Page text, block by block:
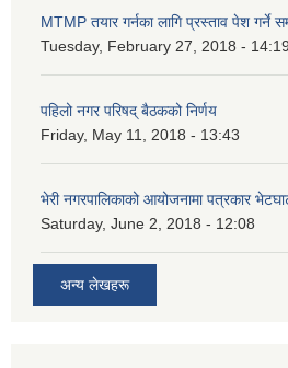
MTMP तयार गर्नका लागि प्रस्ताव पेश गर्ने
Tuesday, February 27, 2018 - 14:19
पहिलो नगर परिषद् बैठकको निर्णय
Friday, May 11, 2018 - 13:43
भेरी नगरपालिकाको आयोजनामा पत्रकार
Saturday, June 2, 2018 - 12:08
अन्य लेखहरू